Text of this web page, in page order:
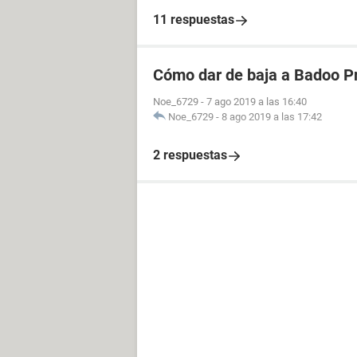
11 respuestas
Cómo dar de baja a Badoo
Noe_6729 - 7 ago 2019 a las 16:40
Noe_6729 - 8 ago 2019 a las 17:42
2 respuestas